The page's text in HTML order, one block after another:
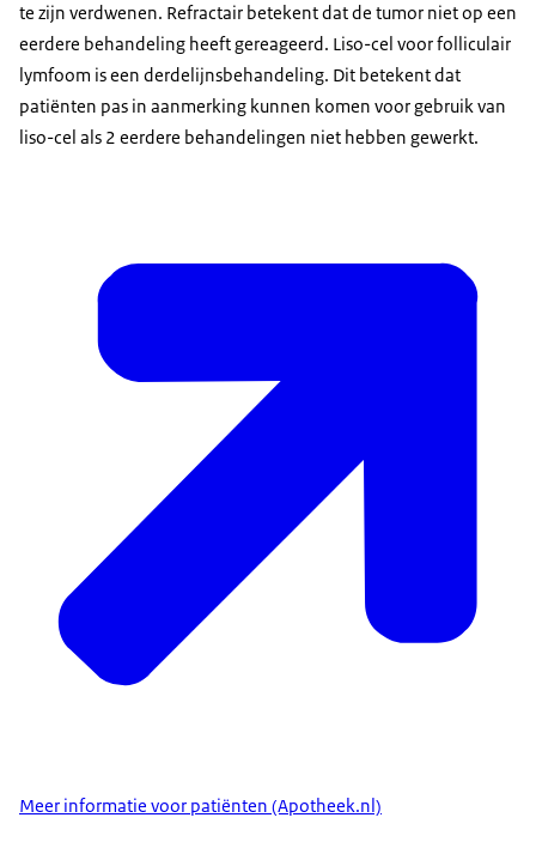
te zijn verdwenen. Refractair betekent dat de tumor niet op een
eerdere behandeling heeft gereageerd. Liso-cel voor folliculair
lymfoom is een derdelijnsbehandeling. Dit betekent dat
patiënten pas in aanmerking kunnen komen voor gebruik van
liso-cel als 2 eerdere behandelingen niet hebben gewerkt.
Meer informatie voor patiënten (Apotheek.nl)